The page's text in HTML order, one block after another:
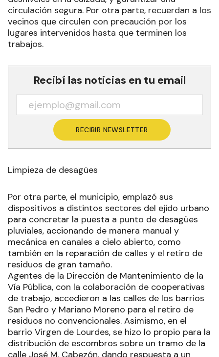
circulación segura. Por otra parte, recuerdan a los
vecinos que circulen con precaución por los
lugares intervenidos hasta que terminen los
trabajos.
Recibí las noticias en tu email
RECIBIR NEWSLETTER
Limpieza de desagües
Por otra parte, el municipio, emplazó sus
dispositivos a distintos sectores del ejido urbano
para concretar la puesta a punto de desagües
pluviales, accionando de manera manual y
mecánica en canales a cielo abierto, como
también en la reparación de calles y el retiro de
residuos de gran tamaño.
Agentes de la Dirección de Mantenimiento de la
Vía Pública, con la colaboración de cooperativas
de trabajo, accedieron a las calles de los barrios
San Pedro y Mariano Moreno para el retiro de
residuos no convencionales. Asimismo, en el
barrio Virgen de Lourdes, se hizo lo propio para la
distribución de escombros sobre un tramo de la